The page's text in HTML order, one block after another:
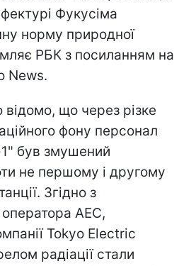
Фукусіма
норму природної
РБК з посиланням на
News.
відомо, що через різке
фону персонал
був змушений
не першому і другому
Згідно з
АЕС,
Tokyo Electric
радіації стали